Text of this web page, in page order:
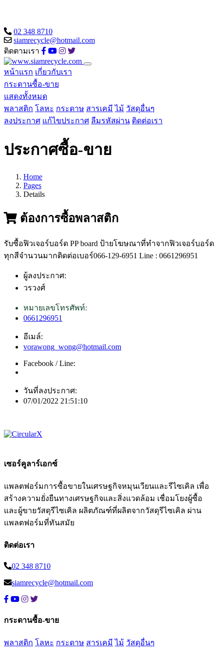
02 348 8710
siamrecycle@hotmail.com
ติดตามเรา
หน้าแรก เกี่ยวกับเรา
กระดานซื้อ-ขาย
แสดงทั้งหมด
พลาสติก โลหะ กระดาษ สารเคมี ไม้ วัสดุอื่นๆ
ลงประกาศ แก้ไขประกาศ ลืมรหัสผ่าน ติดต่อเรา
ประกาศซื้อ-ขาย
Home
Pages
Details
ต้องการซื้อพลาสติก
รับซื้อฟิวเจอร์บอร์ด PP board ป้ายโฆษณาที่ทำจากฟิวเจอร์บอร์ด
ทุกสีจำนวนมากติดต่อเบอร์066-129-6951 Line : 0661296951
ผู้ลงประกาศ:
วรวงศ์
หมายเลขโทรศัพท์:
0661296951
อีเมล์:
vorawong_wong@hotmail.com
Facebook / Line:
วันที่ลงประกาศ:
07/01/2022 21:51:10
เซอร์คูลาร์เอกซ์
แพลตฟอร์มการซื้อขายในเศรษฐกิจหมุนเวียนและรีไซเคิล เพื่อ
สร้างความยั่งยืนทางเศรษฐกิจและสิ่งแวดล้อม เชื่อมโยงผู้ซื้อ
และผู้ขายวัสดุรีไซเคิล ผลิตภัณฑ์ที่ผลิตจากวัสดุรีไซเคิล ผ่าน
แพลตฟอร์มที่ทันสมัย
ติดต่อเรา
02 348 8710
siamrecycle@hotmail.com
กระดานซื้อ-ขาย
พลาสติก โลหะ กระดาษ สารเคมี ไม้ วัสดุอื่นๆ